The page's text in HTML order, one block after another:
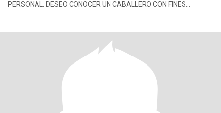
PERSONAL. DESEO CONOCER UN CABALLERO CON FINES